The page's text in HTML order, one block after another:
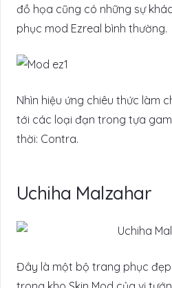
đồ họa cũng có những sự
phục mod Ezreal bình thường.
Nhìn hiệu ứng chiêu thức làm
tới các loại đạn trong tựa
thời: Contra.
Uchiha Malzahar
Đây là một bộ trang phục